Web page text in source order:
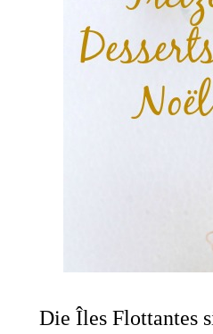
Die Îles Flottantes